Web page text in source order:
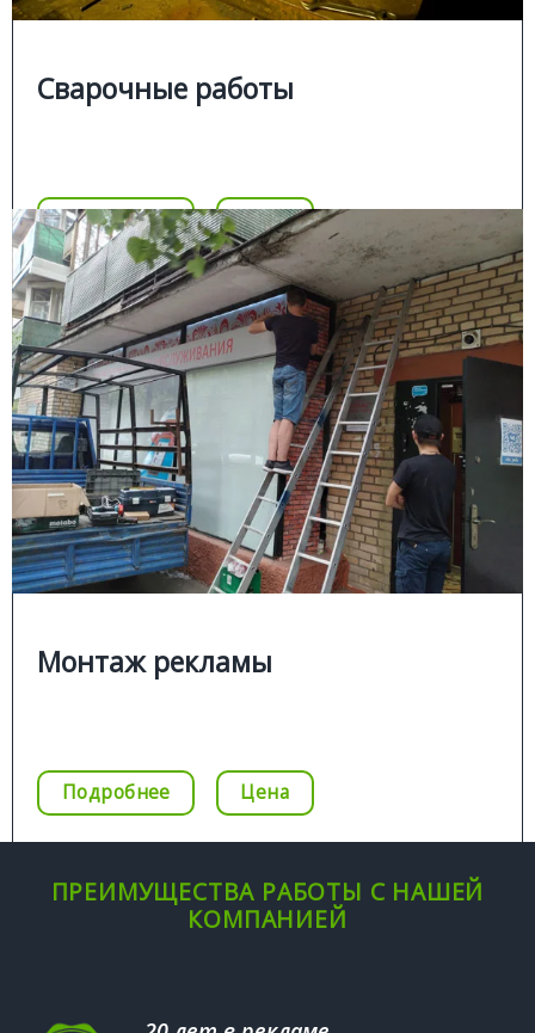
Сварочные работы
Подробнее Цена
Монтаж рекламы
Подробнее Цена
МОНТАЖ РЕКЛАМЫ
Подробней
Монтажные работы
У нас можно заказать монтаж вывески, световой
рекламы, сборку установку различных
металлоконструкций:
монтаж наружной рекламы
;
■
монтаж крышной установки
;
ПРЕИМУЩЕСТВА РАБОТЫ С НАШЕЙ
КОМПАНИЕЙ